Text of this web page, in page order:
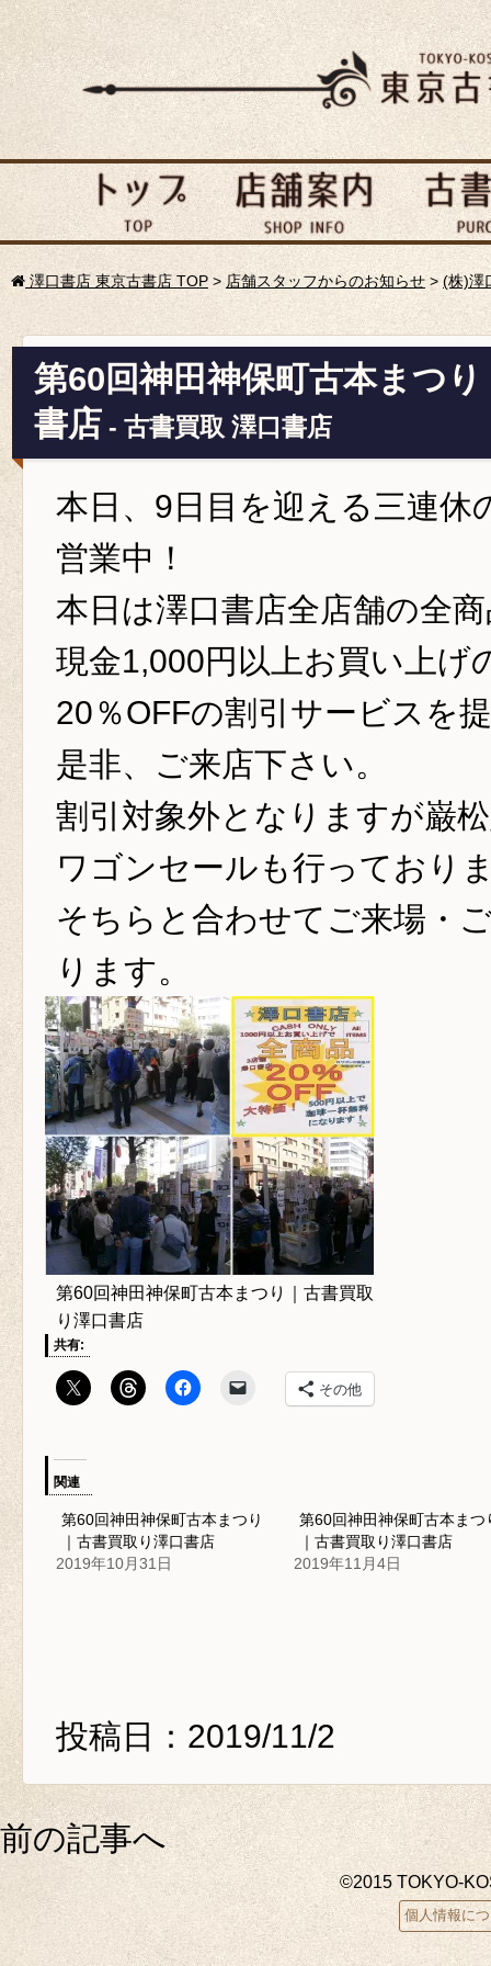
澤口書店 東京古書店 TOP > 店舗スタッフからのお知らせ> (株)澤
第60回神田神保町古本まつ
書店 - 古書買取 澤口書店
本日、9日目を迎える三連休
営業中！
本日は澤口書店全店舗の全
現金1,000円以上お買い上げ
20％OFFの割引サービスを
是非、ご来店下さい。
割引対象外となりますが巌
ワゴンセールも行っており
そちらと合わせてご来場・
ります。
第60回神田神保町古本まつり｜古書買取
り澤口書店
共有:
その他
関連
第60回神田神保町古本まつり
｜古書買取り澤口書店
2019年10月31日
第60回神田神保町古本まつ
｜古書買取り澤口書店
2019年11月4日
投稿日：2019/11/2
前の記事へ
©2015 TOKYO-
個人情報に